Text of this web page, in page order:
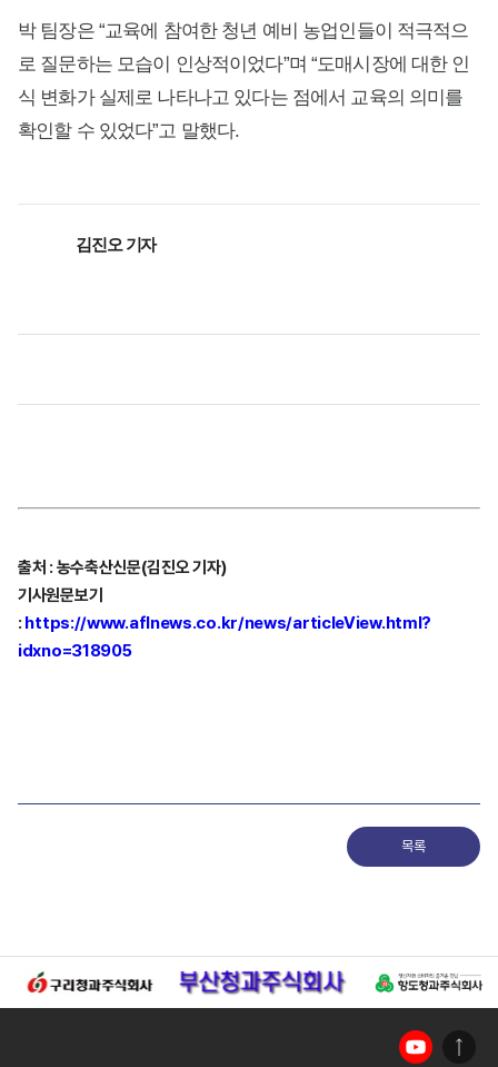
박 팀장은 “교육에 참여한 청년 예비 농업인들이 적극적으
로 질문하는 모습이 인상적이었다”며 “도매시장에 대한 인
식 변화가 실제로 나타나고 있다는 점에서 교육의 의미를
확인할 수 있었다”고 말했다.
김진오 기자
출처 : 농수축산신문(김진오 기자)
기사원문보기
: https://www.aflnews.co.kr/news/articleView.html?
idxno=318905
목록